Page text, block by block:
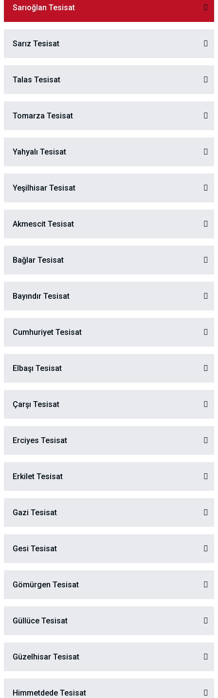
Sarıoğlan Tesisat
Sarız Tesisat
Talas Tesisat
Tomarza Tesisat
Yahyalı Tesisat
Yeşilhisar Tesisat
Akmescit Tesisat
Bağlar Tesisat
Bayındır Tesisat
Cumhuriyet Tesisat
Elbaşı Tesisat
Çarşı Tesisat
Erciyes Tesisat
Erkilet Tesisat
Gazi Tesisat
Gesi Tesisat
Gömürgen Tesisat
Güllüce Tesisat
Güzelhisar Tesisat
Himmetdede Tesisat